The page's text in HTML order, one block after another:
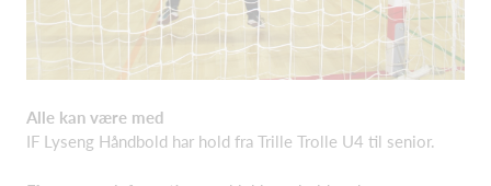
Alle kan være med
IF Lyseng Håndbold har hold fra Trille Trolle U4 til senior.